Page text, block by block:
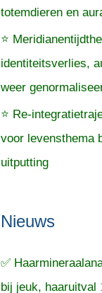
totemdieren en
⭐
identiteitsverlies,
weer
⭐ Re-
voor levensthema
uitputting
Nieuws
✅
bij jeuk, haaruitval